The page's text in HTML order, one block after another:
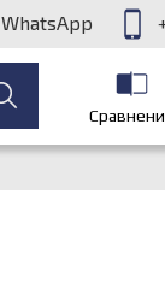
WhatsApp